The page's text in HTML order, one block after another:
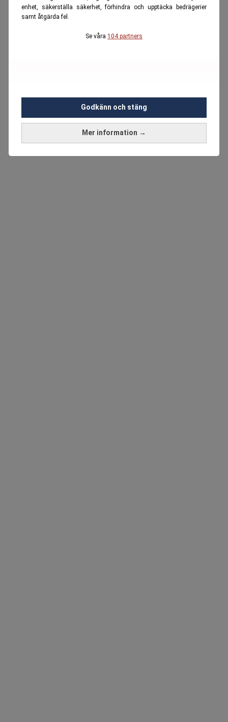
enhet, säkerställa säkerhet, förhindra och upptäcka bedrägerier
samt åtgärda fel.
Se våra 104 partners
Mer information →
Godkänn och stäng